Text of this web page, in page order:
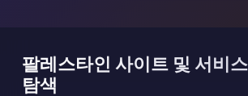
팔레스타인 사이트 및 서비스
탐색